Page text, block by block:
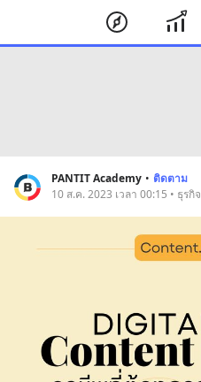
PANTIT Academy • ติดตาม
10 ส.ค. 2023 เวลา 00:15 • ธุรกิจ